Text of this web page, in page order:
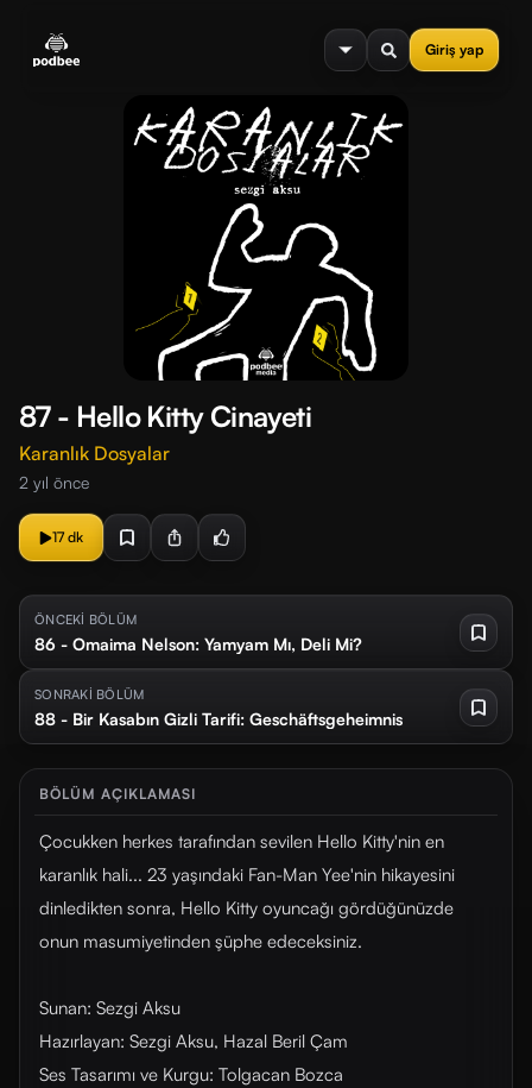
Giriş yap
menu
87 - Hello Kitty Cinayeti
Karanlık Dosyalar
2 yıl önce
17 dk
ÖNCEKİ BÖLÜM
86 - Omaima Nelson: Yamyam Mı, Deli Mi?
SONRAKİ BÖLÜM
88 - Bir Kasabın Gizli Tarifi: Geschäftsgeheimnis
BÖLÜM AÇIKLAMASI
Çocukken herkes tarafından sevilen Hello Kitty'nin en
karanlık hali... 23 yaşındaki Fan-Man Yee'nin hikayesini
dinledikten sonra, Hello Kitty oyuncağı gördüğünüzde
onun masumiyetinden şüphe edeceksiniz.
Sunan: Sezgi Aksu
Hazırlayan: Sezgi Aksu, Hazal Beril Çam
Ses Tasarımı ve Kurgu: Tolgacan Bozca